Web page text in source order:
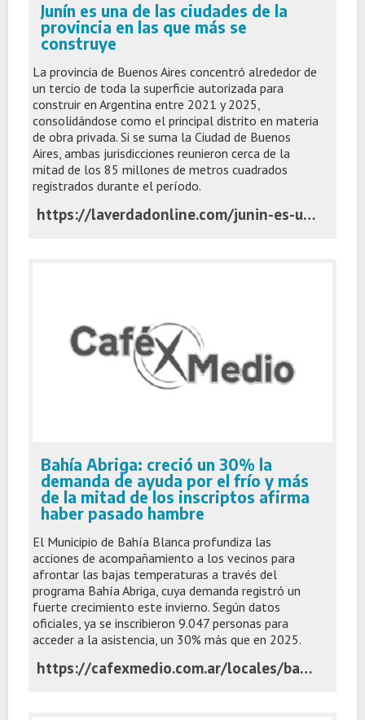
Junín es una de las ciudades de la
provincia en las que más se
construye
La provincia de Buenos Aires concentró alrededor de
un tercio de toda la superficie autorizada para
construir en Argentina entre 2021 y 2025,
consolidándose como el principal distrito en materia
de obra privada. Si se suma la Ciudad de Buenos
Aires, ambas jurisdicciones reunieron cerca de la
mitad de los 85 millones de metros cuadrados
registrados durante el período.
https://laverdadonline.com/junin-es-una-de-las-ciudades-de-la-provincia-en-las-que-mas-se-construye/
Bahía Abriga: creció un 30% la
demanda de ayuda por el frío y más
de la mitad de los inscriptos afirma
haber pasado hambre
El Municipio de Bahía Blanca profundiza las
acciones de acompañamiento a los vecinos para
afrontar las bajas temperaturas a través del
programa Bahía Abriga, cuya demanda registró un
fuerte crecimiento este invierno. Según datos
oficiales, ya se inscribieron 9.047 personas para
acceder a la asistencia, un 30% más que en 2025.
https://cafexmedio.com.ar/locales/bahia-abriga-crecio-un-30-la-demanda-de-ayuda-por-el-frio-y-mas-de-la-mitad-de-los-inscriptos-afirma-haber-pasado-hambre/